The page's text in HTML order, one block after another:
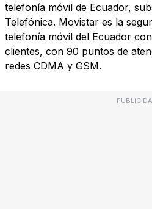
telefonía móvil de Ecuador,
Telefónica. Movistar es la
telefonía móvil del Ecuador
clientes, con 90 puntos de
redes CDMA y GSM.